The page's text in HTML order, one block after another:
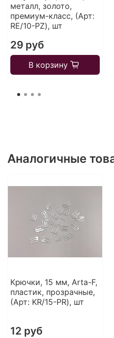
металл, золото,
премиум-класс, (Арт:
RE/10-PZ), шт
29 руб
В корзину
Аналогичные
Крючки, 15 мм, Arta-F,
пластик, прозрачные,
(Арт: KR/15-PR), шт
12 руб